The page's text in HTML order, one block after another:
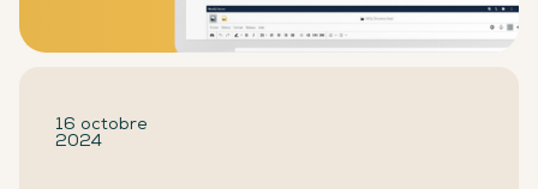
16 octobre
2024